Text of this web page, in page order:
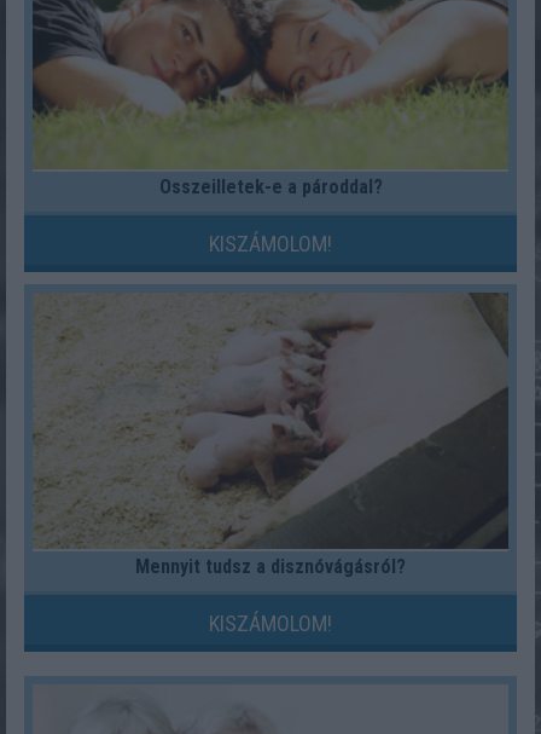
Összeilletek-e a pároddal?
KISZÁMOLOM!
Mennyit tudsz a disznóvágásról?
KISZÁMOLOM!